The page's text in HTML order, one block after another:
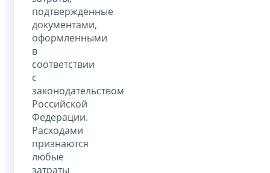
подтвержденные
документами,
оформленными
в
соответствии
с
законодательством
Российской
Федерации.
Расходами
признаются
любые
затраты